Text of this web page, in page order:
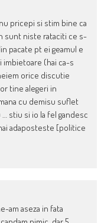
pricepi si stim bine ca
sunt niste rataciti ce s-
pacate pt ei geamul e
imbietoare (hai ca-s
orice discutie
tine alegeri in
cu demisu suflet
stiu si io la fel gandesc
adaposteste [politice
am aseza in fata